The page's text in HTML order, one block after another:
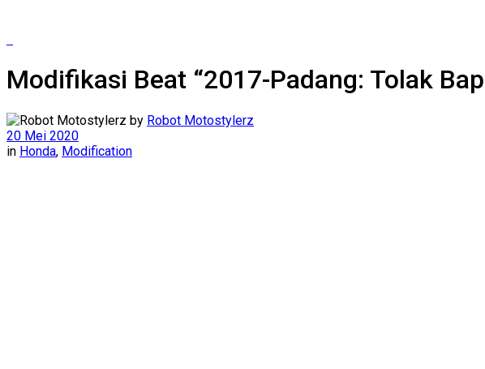
Modifikasi Beat “2017-Padang: Tolak
by Robot Motostylerz
20 Mei 2020
in Honda, Modification